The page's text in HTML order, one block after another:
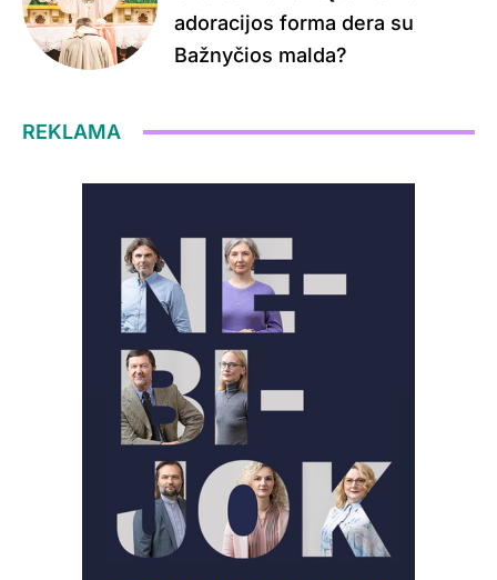
adoracijos forma dera su
Bažnyčios malda?
REKLAMA